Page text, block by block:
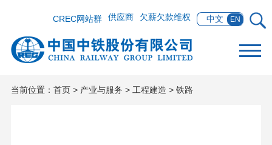
中文 EN
欠薪欠款维权
供应商
CREC网站群
当前位置： 首页> 产业与服务 > 工程建造 > 铁路